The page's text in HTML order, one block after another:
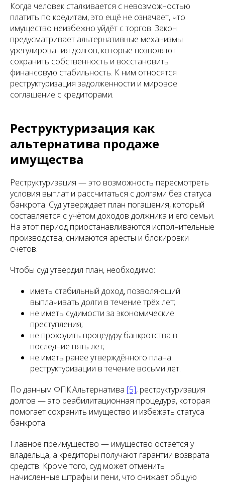
Когда человек сталкивается с невозможностью
платить по кредитам, это ещё не означает, что
имущество неизбежно уйдёт с торгов. Закон
предусматривает альтернативные механизмы
урегулирования долгов, которые позволяют
сохранить собственность и восстановить
финансовую стабильность. К ним относятся
реструктуризация задолженности и мировое
соглашение с кредиторами.
Реструктуризация как
альтернатива продаже
имущества
Реструктуризация — это возможность пересмотреть
условия выплат и рассчитаться с долгами без статуса
банкрота. Суд утверждает план погашения, который
составляется с учётом доходов должника и его семьи.
На этот период приостанавливаются исполнительные
производства, снимаются аресты и блокировки
счетов.
Чтобы суд утвердил план, необходимо:
иметь стабильный доход, позволяющий
выплачивать долги в течение трёх лет;
не иметь судимости за экономические
преступления;
не проходить процедуру банкротства в
последние пять лет;
не иметь ранее утверждённого плана
реструктуризации в течение восьми лет.
По данным ФПК Альтернатива [5], реструктуризация
долгов — это реабилитационная процедура, которая
помогает сохранить имущество и избежать статуса
банкрота.
Главное преимущество — имущество остаётся у
владельца, а кредиторы получают гарантии возврата
средств. Кроме того, суд может отменить
начисленные штрафы и пени, что снижает общую